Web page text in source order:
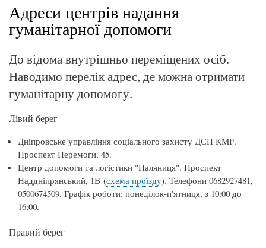
Адреси центрів надання
гуманітарної допомоги
До відома внутрішньо переміщених осіб.
Наводимо перелік адрес, де можна отримати
гуманітарну допомогу.
Лівий берег
Дніпровське управління соціального захисту ДСП КМР.
Проспект Перемоги, 45.
Центр допомоги та логістики "Паляниця". Проспект
Наддніпрянський, 1В (схема проїзду). Телефони 0682927481,
0500674509. Графік роботи: понеділок-п'ятниця, з 10:00 до
16:00.
Правий берег